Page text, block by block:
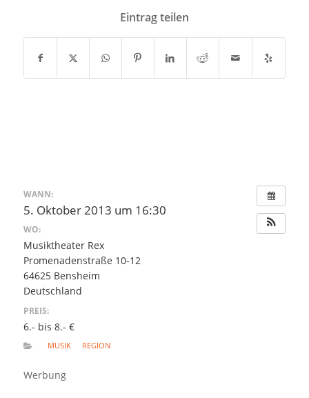
Eintrag teilen
WANN:
5. Oktober 2013 um 16:30
WO:
Musiktheater Rex
Promenadenstraße 10-12
64625 Bensheim
Deutschland
PREIS:
6.- bis 8.- €
MUSIK REGION
Werbung